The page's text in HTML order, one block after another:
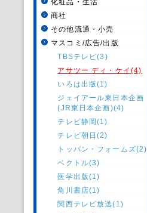
商社
その他流通・小売
マスコミ/広告/出版
TBSテレビ(3)
アサツー ディ・ケイ(4)
いろは出版(1)
ジェイアール東日本企画
(JR東日本企画)(4)
テレビ静岡(1)
テレビ朝日(2)
トッパン・フォームズ(2)
ベクトル(3)
医学出版(1)
角川書店(1)
関西テレビ放送(1)